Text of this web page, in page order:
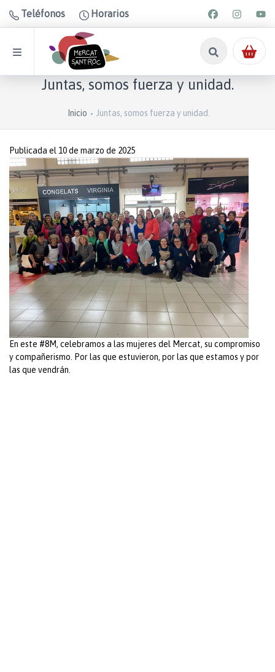
Teléfonos Horarios
Juntas, somos fuerza y unidad.
Inicio Juntas, somos fuerza y unidad.
Publicada el 10 de marzo de 2025
En este #8M, celebramos a las mujeres del Mercat, su compromiso
y compañerismo. Por las que estuvieron, por las que estamos y por
las que vendrán.